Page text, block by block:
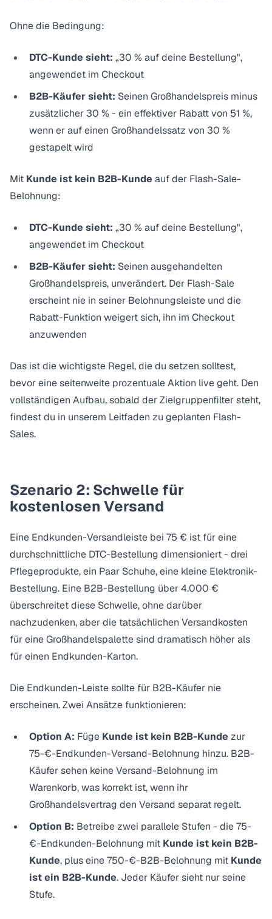
Ohne die Bedingung:
DTC-Kunde sieht: „30 % auf deine Bestellung",
angewendet im Checkout
B2B-Käufer sieht: Seinen Großhandelspreis minus
zusätzlicher 30 % - ein effektiver Rabatt von 51 %,
wenn er auf einen Großhandelssatz von 30 %
gestapelt wird
Mit Kunde ist kein B2B-Kunde auf der Flash-Sale-
Belohnung:
DTC-Kunde sieht: „30 % auf deine Bestellung",
angewendet im Checkout
B2B-Käufer sieht: Seinen ausgehandelten
Großhandelspreis, unverändert. Der Flash-Sale
erscheint nie in seiner Belohnungsleiste und die
Rabatt-Funktion weigert sich, ihn im Checkout
anzuwenden
Das ist die wichtigste Regel, die du setzen solltest,
bevor eine seitenweite prozentuale Aktion live geht. Den
vollständigen Aufbau, sobald der Zielgruppenfilter steht,
findest du in unserem Leitfaden zu geplanten Flash-
Sales.
Szenario 2: Schwelle für
kostenlosen Versand
Eine Endkunden-Versandleiste bei 75 € ist für eine
durchschnittliche DTC-Bestellung dimensioniert - drei
Pflegeprodukte, ein Paar Schuhe, eine kleine Elektronik-
Bestellung. Eine B2B-Bestellung über 4.000 €
überschreitet diese Schwelle, ohne darüber
nachzudenken, aber die tatsächlichen Versandkosten
für eine Großhandelspalette sind dramatisch höher als
für einen Endkunden-Karton.
Die Endkunden-Leiste sollte für B2B-Käufer nie
erscheinen. Zwei Ansätze funktionieren:
Option A: Füge Kunde ist kein B2B-Kunde zur
75-€-Endkunden-Versand-Belohnung hinzu. B2B-
Käufer sehen keine Versand-Belohnung im
Warenkorb, was korrekt ist, wenn ihr
Großhandelsvertrag den Versand separat regelt.
Option B: Betreibe zwei parallele Stufen - die 75-
€-Endkunden-Belohnung mit Kunde ist kein B2B-
Kunde, plus eine 750-€-B2B-Belohnung mit Kunde
ist ein B2B-Kunde. Jeder Käufer sieht nur seine
Stufe.